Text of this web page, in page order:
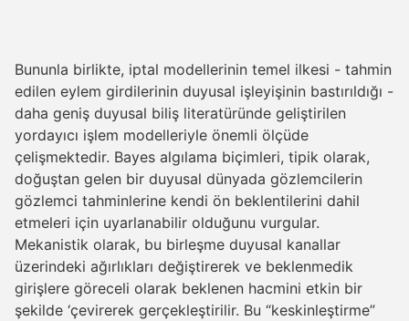
Bununla birlikte, iptal modellerinin temel ilkesi - tahmin
edilen eylem girdilerinin duyusal işleyişinin bastırıldığı -
daha geniş duyusal biliş literatüründe geliştirilen
yordayıcı işlem modelleriyle önemli ölçüde
çelişmektedir. Bayes algılama biçimleri, tipik olarak,
doğuştan gelen bir duyusal dünyada gözlemcilerin
gözlemci tahminlerine kendi ön beklentilerini dahil
etmeleri için uyarlanabilir olduğunu vurgular.
Mekanistik olarak, bu birleşme duyusal kanallar
üzerindeki ağırlıkları değiştirerek ve beklenmedik
girişlere göreceli olarak beklenen hacmini etkin bir
şekilde ‘çevirerek gerçekleştirilir. Bu “keskinleştirme”